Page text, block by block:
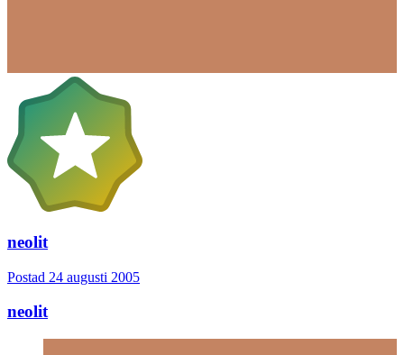
neolit
Postad 24 augusti 2005
neolit